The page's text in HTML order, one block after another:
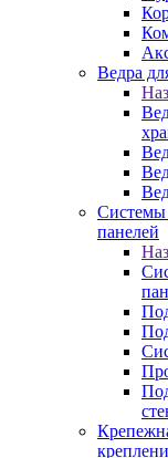
Ведра
Системы
панелей